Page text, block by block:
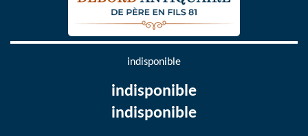
indisponible
indisponible
indisponible